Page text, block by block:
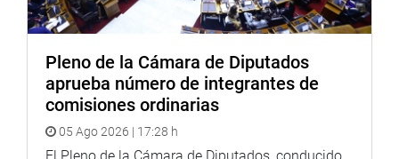
Pleno de la Cámara de Diputados
aprueba número de integrantes de
comisiones ordinarias
05 Ago 2026 | 17:28 h
El Pleno de la Cámara de Diputados, conducido